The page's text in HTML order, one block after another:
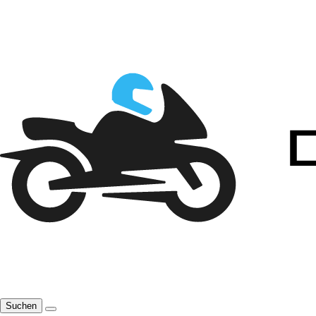
Suchen